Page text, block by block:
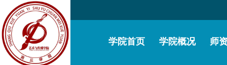
学院首页 学院概况 师